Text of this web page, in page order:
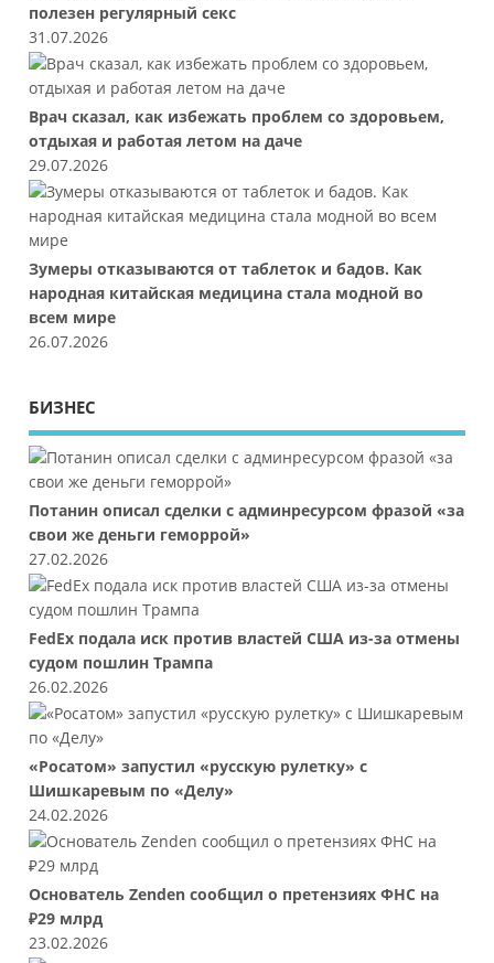
полезен регулярный секс
31.07.2026
Врач сказал, как избежать проблем со здоровьем,
отдыхая и работая летом на даче
29.07.2026
Зумеры отказываются от таблеток и бадов. Как
народная китайская медицина стала модной во
всем мире
26.07.2026
БИЗНЕС
Потанин описал сделки с админресурсом фразой «за
свои же деньги геморрой»
27.02.2026
FedEx подала иск против властей США из-за отмены
судом пошлин Трампа
26.02.2026
«Росатом» запустил «русскую рулетку» с
Шишкаревым по «Делу»
24.02.2026
Основатель Zenden сообщил о претензиях ФНС на
₽29 млрд
23.02.2026